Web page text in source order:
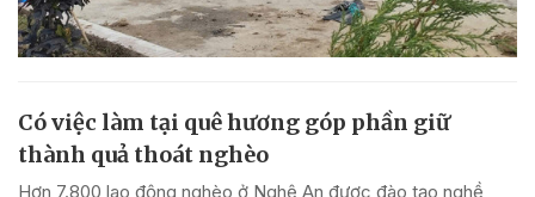
Có việc làm tại quê hương góp phần giữ
thành quả thoát nghèo
Hơn 7.800 lao động nghèo ở Nghệ An được đào tạo nghề,